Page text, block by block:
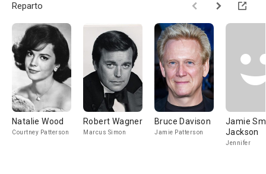
Reparto
Natalie Wood
Courtney Patterson
Robert Wagner
Marcus Simon
Bruce Davison
Jamie Patterson
Jamie
Jackson
Jennifer